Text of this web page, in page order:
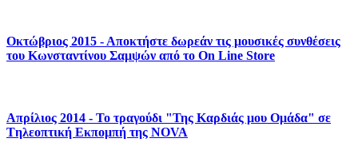
Οκτώβριος 2015 - Αποκτήστε δωρεάν τις μουσικές συνθέσεις
του Κωνσταντίνου Σαμψών από το On Line Store
Απρίλιος 2014 - Το τραγούδι "Της Καρδιάς μου Ομάδα" σε
Tηλεοπτική Eκπομπή της NOVA